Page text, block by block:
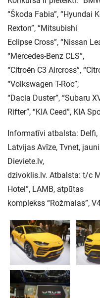
“Škoda Fabia”, “Hyundai
Rexton”, “Mitsubishi
Eclipse Cross”, “Nissan
“Mercedes-Benz CLS”,
“Citroën C3 Aircross”,
“Volkswagen T-Roc”,
“Dacia Duster”, “Subaru
Rifter”, “KIA Ceed”, KIA
Informatīvi atbalsta: Delfi,
Latvijas Avīze, Tvnet,
Dieviete.lv,
dzivoklis.lv. Atbalsta: t/c
Hotel”, LAMB, atpūtas
komplekss “Rožmalas”,